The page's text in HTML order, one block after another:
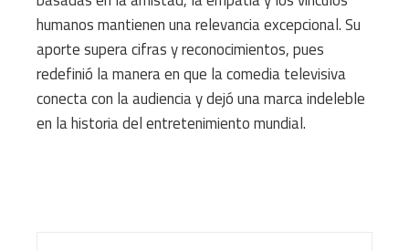
humanos mantienen una relevancia excepcional. Su
aporte supera cifras y reconocimientos, pues
redefinió la manera en que la comedia televisiva
conecta con la audiencia y dejó una marca indeleble
en la historia del entretenimiento mundial.